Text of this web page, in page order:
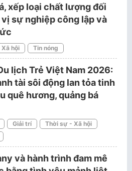
xếp loại chất lượng đối
sự nghiệp công lập và
hội Tin nóng
lịch Trẻ Việt Nam 2026:
tài sôi động lan tỏa tinh
quê hương, quảng bá
Giải trí
Thời sự - Xã hội
và hành trình đam mê